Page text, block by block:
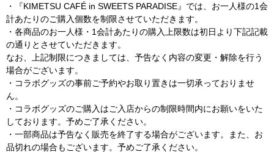
・『KIMETSU CAFÉ in SWEETS PARADISE』では、お一人様の1会
計あたりのご購入個数を制限させていただきます。
・各商品のお一人様・1会計あたりの購入上限数は初日より下記記載
の通りとさせていただきます。
なお、上記制限につきましては、予告なく内容の変更・解除を行う
場合がございます。
・コラボグッズの事前ご予約やお取り置きは一切承っておりませ
ん。
・コラボグッズのご購入はご入店からの制限時間内にお願いをいた
しております。予めご了承ください。
・一部商品は予告なく販売を終了する場合がございます。また、お
品切れの場合もございます。予めご了承ください。